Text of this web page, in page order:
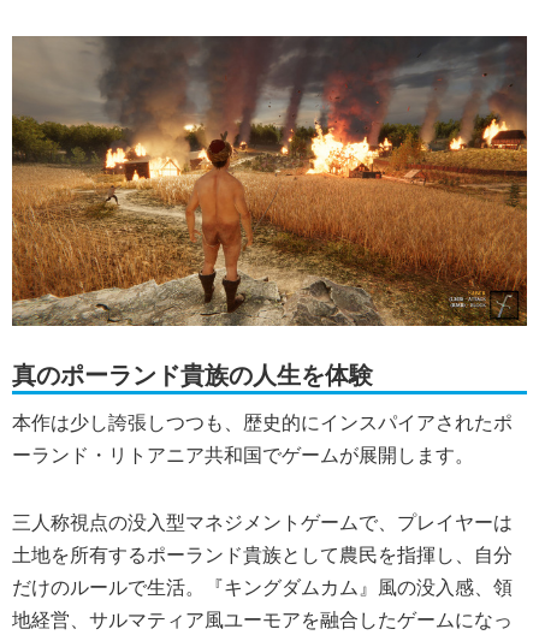
真のポーランド貴族の人生を体験
本作は少し誇張しつつも、歴史的にインスパイアされたポ
ーランド・リトアニア共和国でゲームが展開します。
三人称視点の没入型マネジメントゲームで、プレイヤーは
土地を所有するポーランド貴族として農民を指揮し、自分
だけのルールで生活。『キングダムカム』風の没入感、領
地経営、サルマティア風ユーモアを融合したゲームになっ